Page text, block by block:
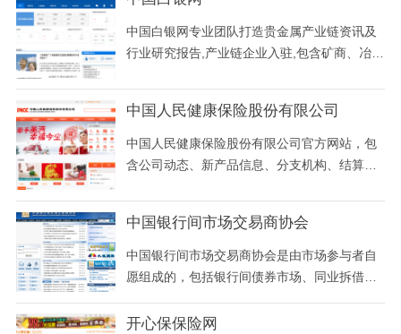
和产业界人士提供及时的经济政策资讯及产业
信息服务。
中国白银网专业团队打造贵金属产业链资讯及
行业研究报告,产业链企业入驻,包含矿商、冶炼
白银、上期所沪银主力合约、comex白银期
货、人民币汇率、上海黄金交易所黄金t+d、白
银t+d等实时和历史行情.
中国人民健康保险股份有限公司
中国人民健康保险股份有限公司官方网站，包
含公司动态、新产品信息、分支机构、结算利
律声明、友情链接、收藏本站等。
中国银行间市场交易商协会
中国银行间市场交易商协会是由市场参与者自
愿组成的，包括银行间债券市场、同业拆借市
行间市场的自律组织，会址设在北京。
开心保保险网